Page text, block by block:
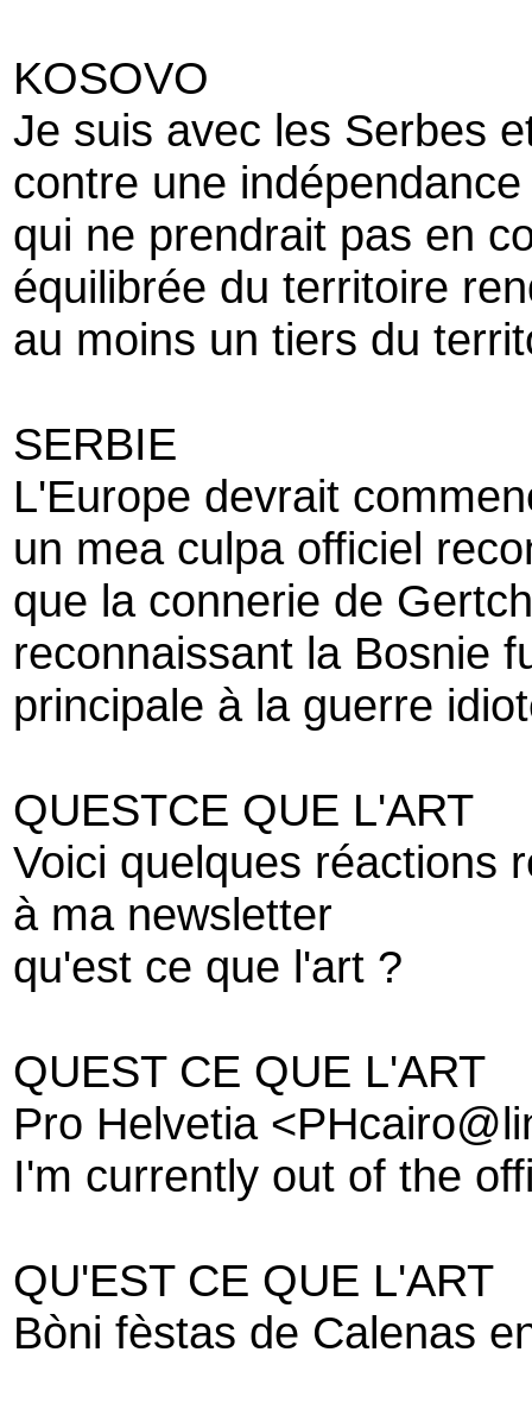
KOSOVO
Je suis avec les Serbes
contre une
qui ne prendrait pas en
équilibrée du territoire
au moins un tiers du
SERBIE
L'Europe devrait
un mea culpa officiel
que la connerie de
reconnaissant la Bosnie
principale à la guerre
QUESTCE QUE L'ART
Voici quelques réactions
à ma newsletter
qu'est ce que l'art ?
QUEST CE QUE L'ART
Pro Helvetia
I'm currently out of the
QU'EST CE QUE L'ART
Bòni fèstas de Calenas